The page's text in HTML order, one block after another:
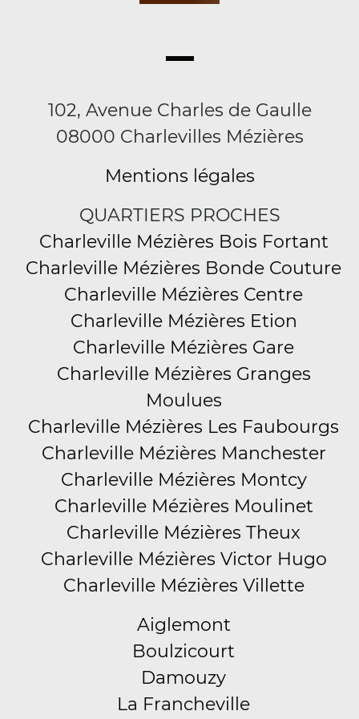
102, Avenue Charles de Gaulle
08000 Charlevilles Mézières
Mentions légales
QUARTIERS PROCHES
Charleville Mézières Bois Fortant
Charleville Mézières Bonde Couture
Charleville Mézières Centre
Charleville Mézières Etion
Charleville Mézières Gare
Charleville Mézières Granges
Moulues
Charleville Mézières Les Faubourgs
Charleville Mézières Manchester
Charleville Mézières Montcy
Charleville Mézières Moulinet
Charleville Mézières Theux
Charleville Mézières Victor Hugo
Charleville Mézières Villette
Aiglemont
Boulzicourt
Damouzy
La Francheville